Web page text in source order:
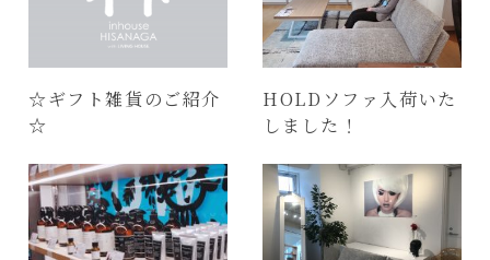
☆ギフト雑貨のご紹介
☆
HOLDソファ入荷いた
しました！